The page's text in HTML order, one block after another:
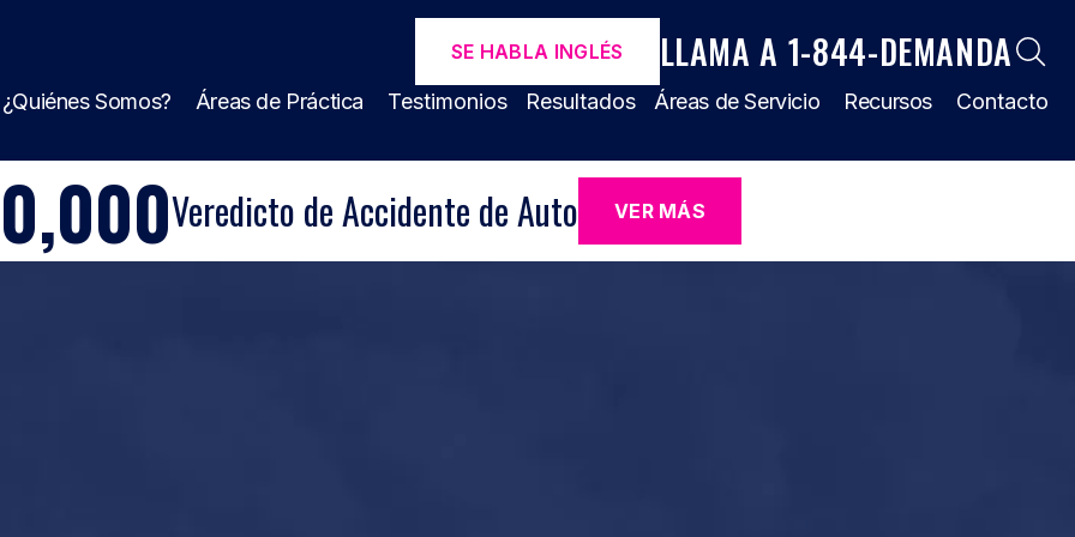
SE HABLA INGLÉS LLAMA A 1-844-DEMANDA
¿Quiénes Somos? Áreas de Práctica Testimonios Resultados Áreas de Servicio Recursos Contacto
Veredicto de Accidente de Auto VER MÁS